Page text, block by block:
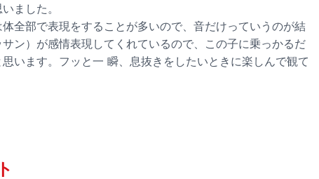
ました。
全部で表現をすることが多いので、音だけっていうのが結
ン）が感情表現してくれているので、この子に乗っかるだ
います。フッと一 瞬、息抜きをしたいときに楽しんで観て